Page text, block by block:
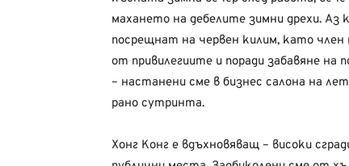
махането на дебелите зимни дрехи. Аз
посрещнат на червен килим, като член
от привилегиите и поради забавяне на
– настанени сме в бизнес салона на
рано сутринта.
Хонг Конг е вдъхновяващ – високи